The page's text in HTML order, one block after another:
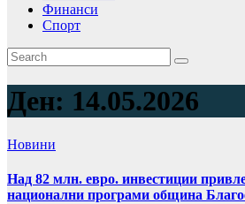
Финанси
Спорт
Ден: 14.05.2026
Новини
Над 82 млн. евро. инвестиции
национални програми община